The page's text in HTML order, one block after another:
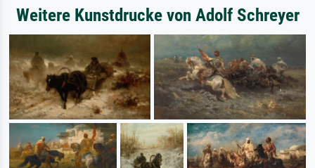
Weitere Kunstdrucke von Adolf Schreyer